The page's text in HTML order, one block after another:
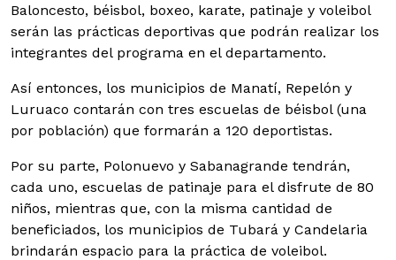
Baloncesto, béisbol, boxeo, karate, patinaje y voleibol
serán las prácticas deportivas que podrán realizar los
integrantes del programa en el departamento.
Así entonces, los municipios de Manatí, Repelón y
Luruaco contarán con tres escuelas de béisbol (una
por población) que formarán a 120 deportistas.
Por su parte, Polonuevo y Sabanagrande tendrán,
cada uno, escuelas de patinaje para el disfrute de 80
niños, mientras que, con la misma cantidad de
beneficiados, los municipios de Tubará y Candelaria
brindarán espacio para la práctica de voleibol.